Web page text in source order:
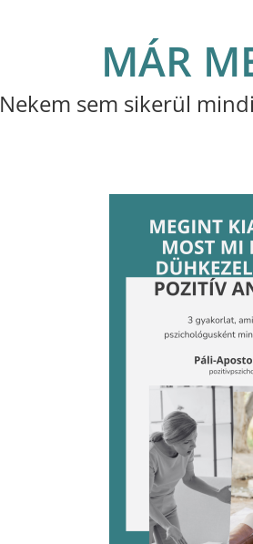
MÁR
Nekem sem sikerül